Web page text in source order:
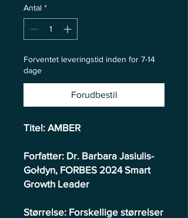
Antal *
Forventet leveringstid inden for 7-14
dage
Forudbestil
Titel: AMBER
Forfatter: Dr. Barbara Jasiulis-
Gołdyn, FORBES 2024 Smart
Growth Leader
Størrelse: Forskellige størrelser